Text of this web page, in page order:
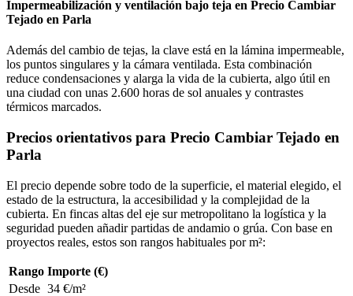
Impermeabilización y ventilación bajo teja en Precio Cambiar
Tejado en Parla
Además del cambio de tejas, la clave está en la lámina impermeable,
los puntos singulares y la cámara ventilada. Esta combinación
reduce condensaciones y alarga la vida de la cubierta, algo útil en
una ciudad con unas 2.600 horas de sol anuales y contrastes
térmicos marcados.
Precios orientativos para Precio Cambiar Tejado en
Parla
El precio depende sobre todo de la superficie, el material elegido, el
estado de la estructura, la accesibilidad y la complejidad de la
cubierta. En fincas altas del eje sur metropolitano la logística y la
seguridad pueden añadir partidas de andamio o grúa. Con base en
proyectos reales, estos son rangos habituales por m²:
Rango Importe (€)
Desde 34 €/m²